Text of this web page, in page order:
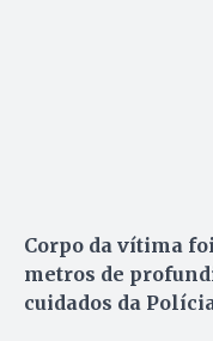
Corpo da vítima
metros de
cuidados da